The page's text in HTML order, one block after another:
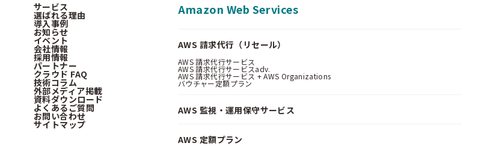
サービス
選ばれる理由
導入事例
お知らせ
イベント
会社情報
採用情報
パートナー
クラウド FAQ
技術コラム
外部メディア掲載
資料ダウンロード
よくあるご質問
お問い合わせ
サイトマップ
Amazon Web Services
AWS 請求代行（リセール）
AWS 請求代行サービス
AWS 請求代行サービスadv.
AWS 請求代行サービス + AWS Organizations
バウチャー定額プラン
AWS 監視・運用保守サービス
AWS 定額プラン